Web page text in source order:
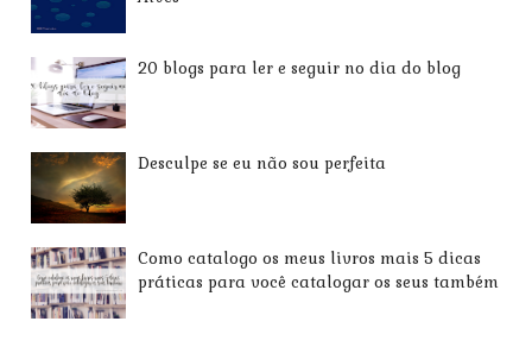
20 blogs para ler e seguir no dia do blog
Desculpe se eu não sou perfeita
Como catalogo os meus livros mais 5 dicas
práticas para você catalogar os seus também